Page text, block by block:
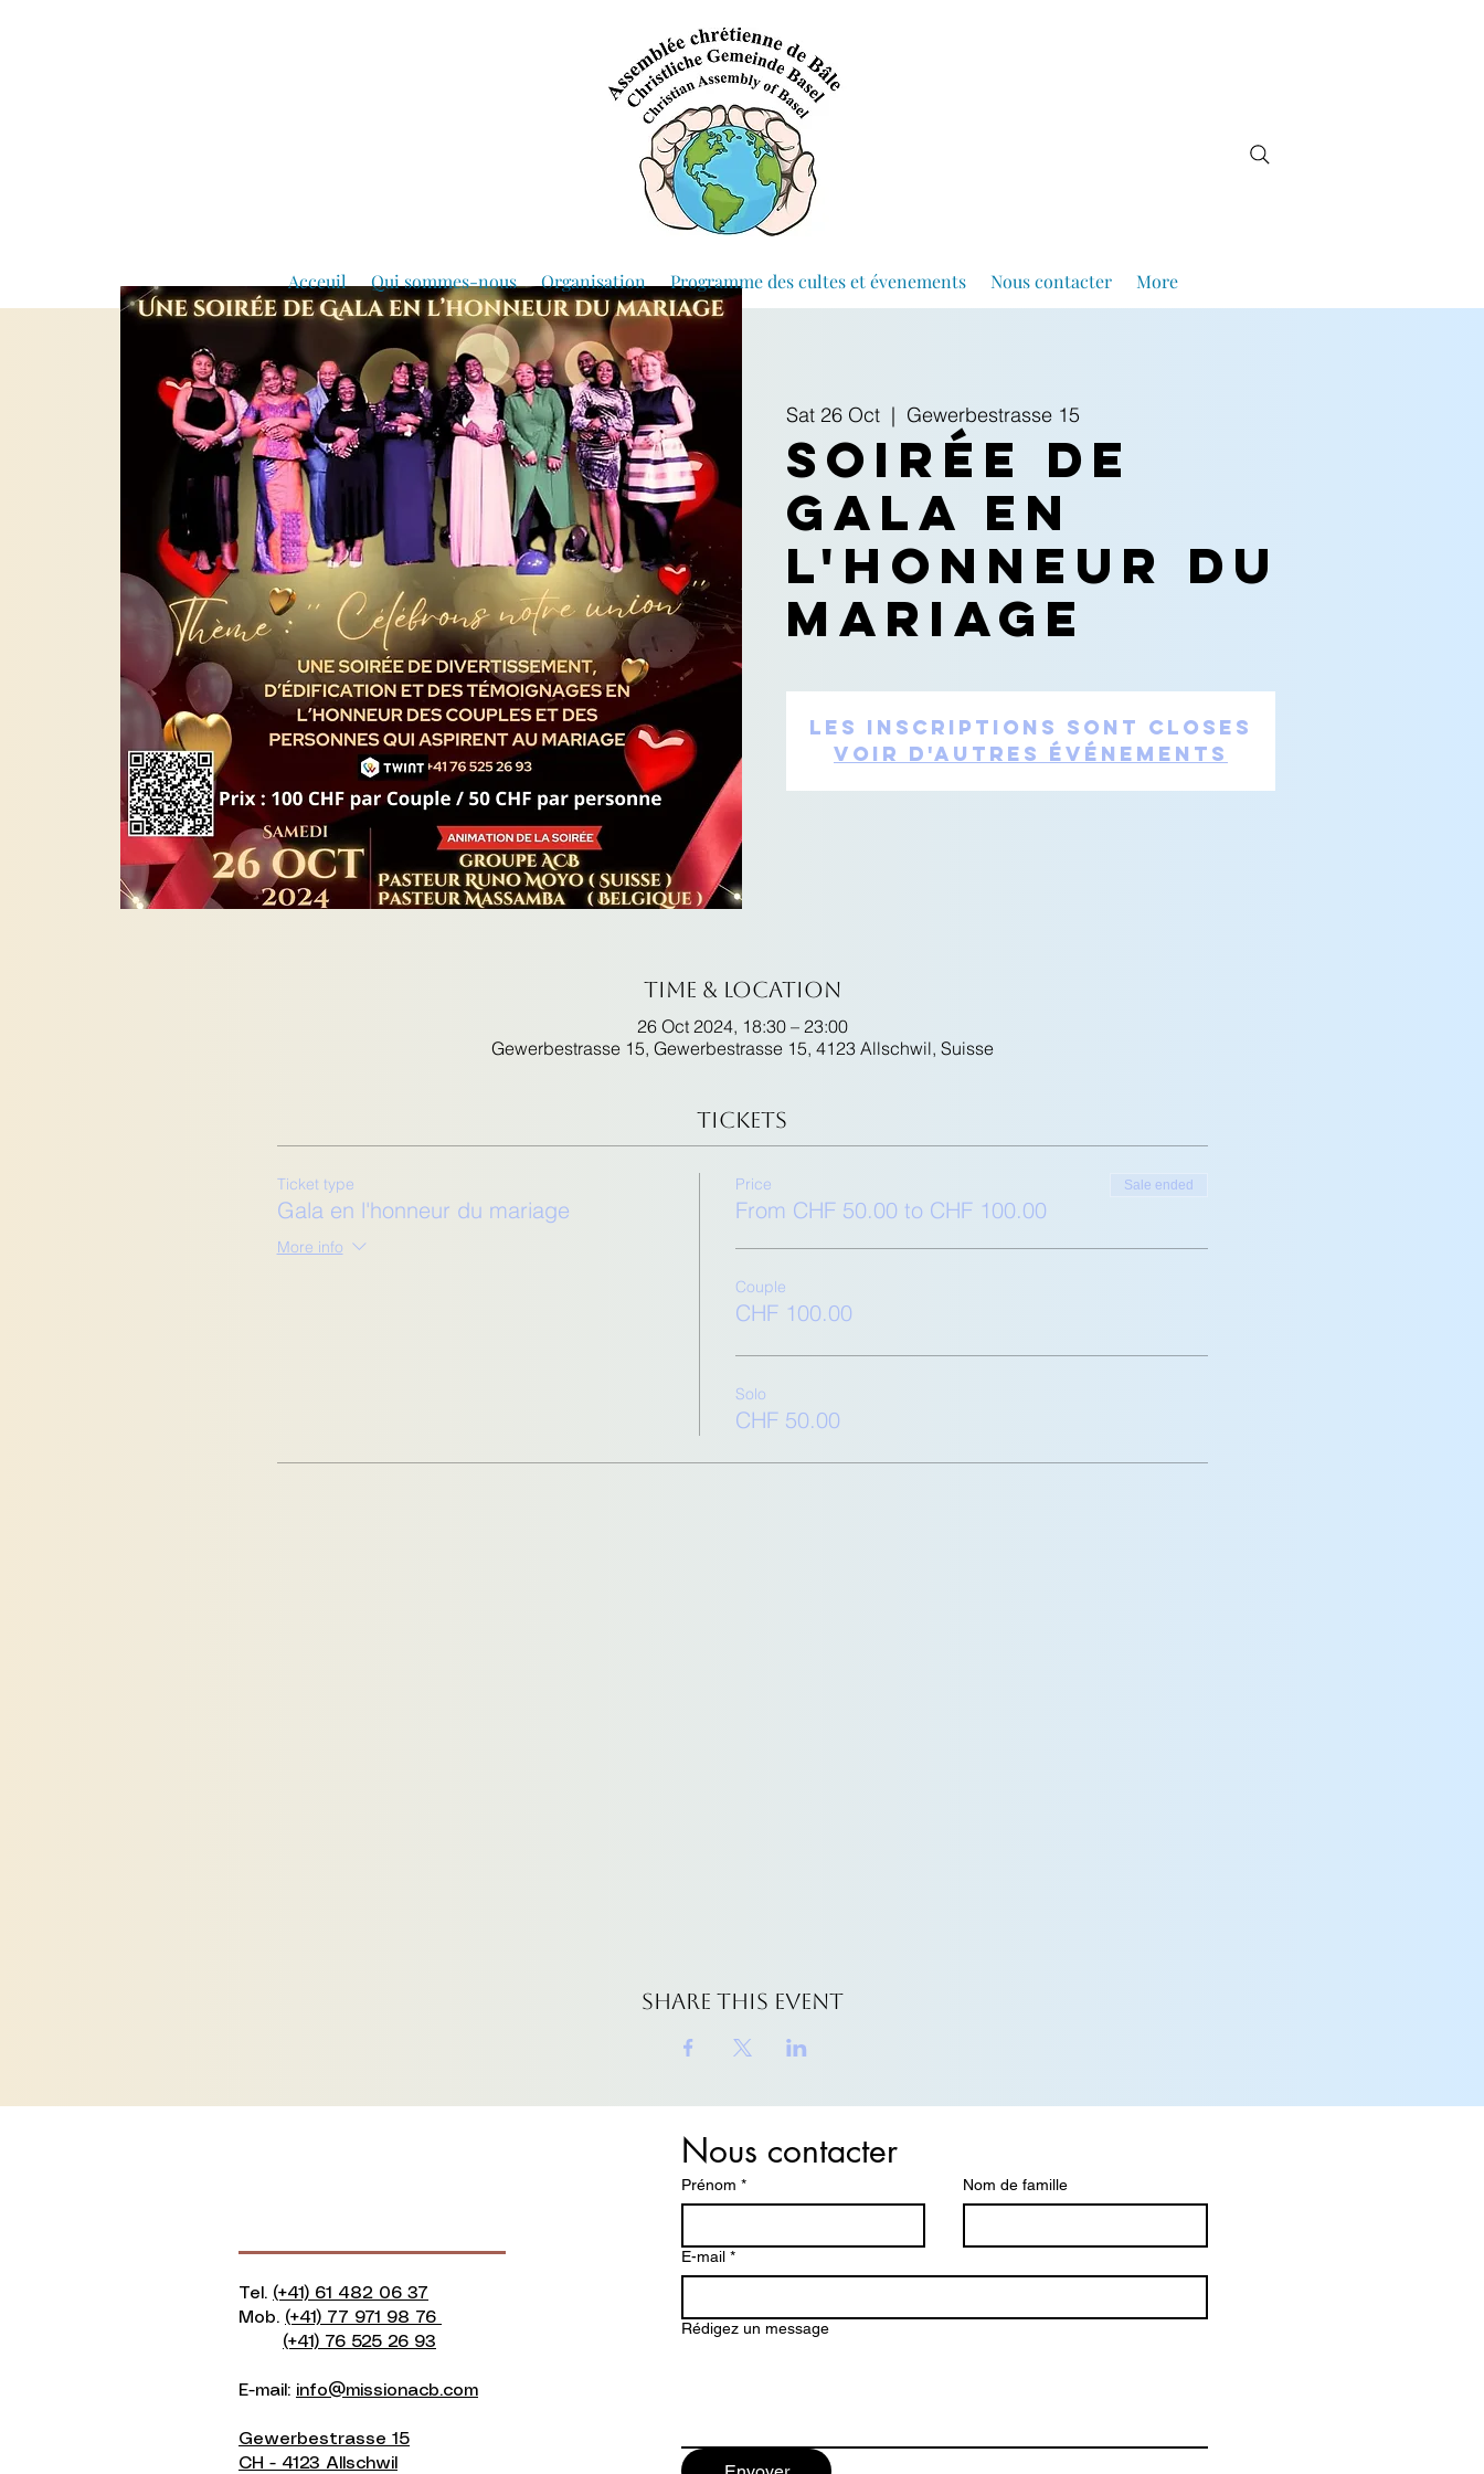
Acceuil Qui sommes-nous Organisation Programme des cultes et évenements Nous contacter More
Sat 26 Oct
  |
Gewerbestrasse 15
Soirée de
gala en
l'honneur du
mariage
Les inscriptions sont closes
Voir d'autres événements
Time & Location
26 Oct 2024, 18:30 – 23:00
Gewerbestrasse 15, Gewerbestrasse 15, 4123 Allschwil, Suisse
Tickets
Ticket type
Gala en l'honneur du mariage
More info
Price
From CHF 50.00 to CHF 100.00
Sale ended
Couple
CHF 100.00
Solo
CHF 50.00
Share This Event
Tel. (+41) 61 482 06 37
Mob. (+41) 77 971 98 76
(+41) 76 525 26 93​
E-mail: info@missionacb.com
Gewerbestrasse 15
CH - 4123 Allschwil
Nous contacter
Prénom * Nom de famille
E-mail *
Rédigez un message